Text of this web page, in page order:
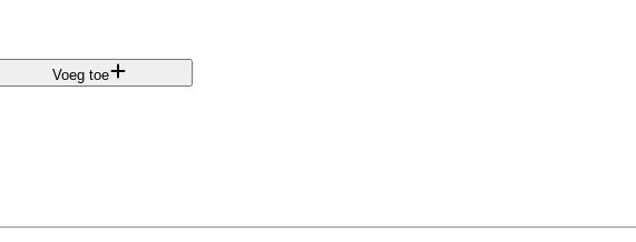
Voeg toe